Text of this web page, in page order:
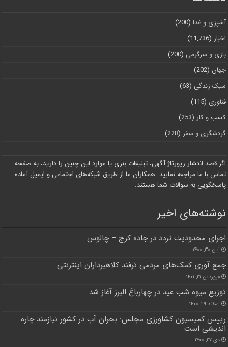
آشپزی و غذا (200)
اخبار (11,736)
بازی و سرگرمی (200)
جهان (202)
سبک زندگی (63)
فناوری (115)
کسب و کار (253)
گردشگری و سفر (228)
اگر قصد انتشار رپورتاژ آگهی، تبلیغات بنری یا موارد این چنین را دارید، به صفحه
تماس با ما مراجعه نمایید. همکاران ما از طریق شبکه‌های اجتماعی و ایمیل آماده
پاسخگویی به سوالات شما هستند.
نوشته‌های اخیر
اجرای محدودیت تردد در جاده کرج – چالوس
آبان ۳۰, ۱۴۰۰
جمع آوری کمک‌های مردمی ترفند کلاهبرداران اینترنتی
فروردین ۲۱, ۱۴۰۱
توزیع میوه شب عید در چهارباغ البرز آغاز شد
اسفند ۲۹, ۱۴۰۰
رییس کمیسیون کشاورزی مجلس: بحران آب در کشور نیازمند چاره
اندیشی است
دی ۲۷, ۱۴۰۰